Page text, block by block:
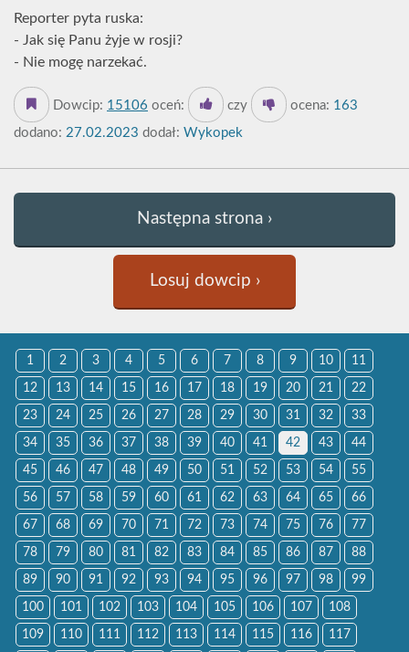
Reporter pyta ruska:
- Jak się Panu żyje w rosji?
- Nie mogę narzekać.
Dowcip: 15106 oceń: czy ocena: 163
dodano: 27.02.2023 dodał: Wykopek
Następna strona ›
Losuj dowcip ›
1 2 3 4 5 6 7 8 9 10 11
12 13 14 15 16 17 18 19 20 21 22
23 24 25 26 27 28 29 30 31 32 33
34 35 36 37 38 39 40 41 42 43 44
45 46 47 48 49 50 51 52 53 54 55
56 57 58 59 60 61 62 63 64 65 66
67 68 69 70 71 72 73 74 75 76 77
78 79 80 81 82 83 84 85 86 87 88
89 90 91 92 93 94 95 96 97 98 99
100 101 102 103 104 105 106 107 108
109 110 111 112 113 114 115 116 117